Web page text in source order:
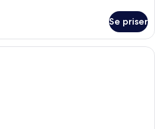
Se priser
Ett hotellrum med en säng, ett